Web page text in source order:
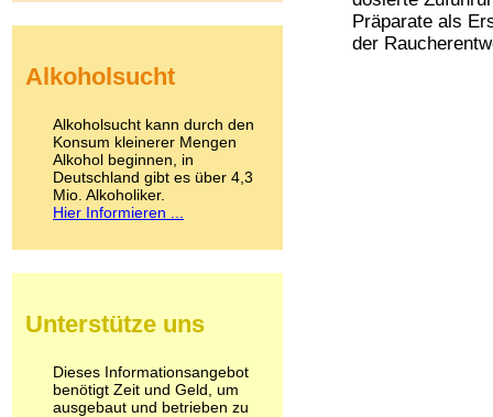
Präparate als
der
Kokain
LSD
Marihuana
Medikamente
Meskalin
Metamphetamin
Methadon
Pilze
Psychopharmaka
Schlafmittel
Schmerzmittel
Alkoholsucht
Alkoholsucht kann durch den
Konsum kleinerer Mengen
Alkohol beginnen, in
Deutschland gibt es über 4,3
Mio. Alkoholiker.
Hier Informieren ...
Unterstütze uns
Dieses Informationsangebot
benötigt Zeit und Geld, um
ausgebaut und betrieben zu